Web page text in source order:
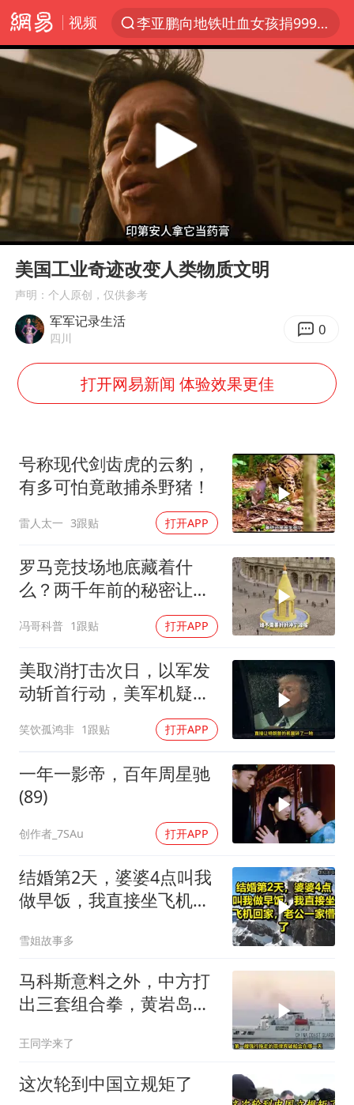
视频
李亚鹏向地铁吐血女孩捐99999元
探寻“技能+”促就业创业新路
周杰伦方辟谣“私生子”传闻
山东财大教授刘海明逝世 终年38岁
官方通报传销头目出狱办书院
逃犯看演唱会 刚出地铁就被逮住
台风白海豚可能在浙江登陆
因凡蒂诺首次公开道歉
《Monica》填词人黎彼得去世
人贩子“梅姨”真实姓名曝光
谷歌首席科学家Jeff Dean离职创业
汕头市政府被约谈
董路致歉：泰国10岁黑人父母是伪造的
13岁少年白天写作业晚上夜市炒粉
坚持党全面领导和党中央集中统一领导
Play
00:00 09:14
美国工业奇迹改变人类物质文明
声明：个人原创，仅供参考
军军记录生活
四川 0
打开网易新闻 体验效果更佳
号称现代剑齿虎的云豹，
有多可怕竟敢捕杀野猪！
雷人太一 3跟贴 打开APP
罗马竞技场地底藏着什
么？两千年前的秘密让现
冯哥科普 1跟贴 打开APP
美取消打击次日，以军发
动斩首行动，美军机疑被
笑饮孤鸿非 1跟贴 打开APP
一年一影帝，百年周星驰
(89)
创作者_7SAu 打开APP
结婚第2天，婆婆4点叫我
做早饭，我直接坐飞机回
雪姐故事多
马科斯意料之外，中方打
出三套组合拳，黄岩岛将
王同学来了
这次轮到中国立规矩了